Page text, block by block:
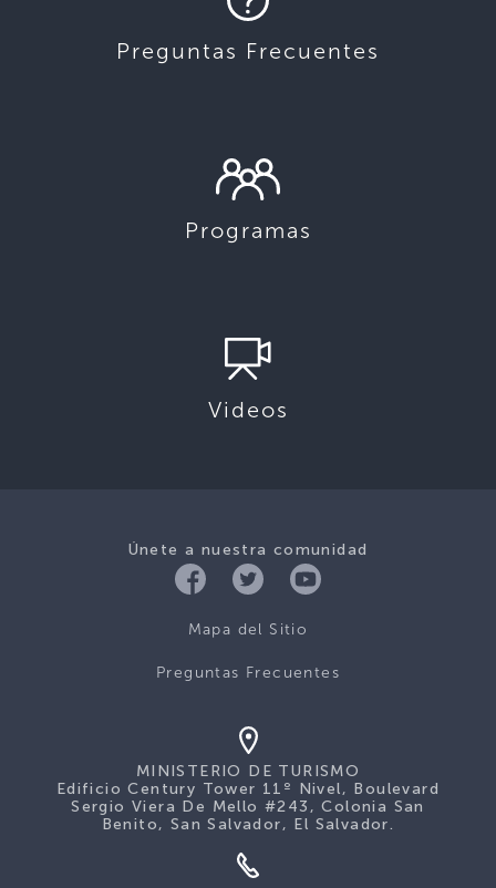
Preguntas Frecuentes
Programas
Videos
Únete a nuestra comunidad
Mapa del Sitio
Preguntas Frecuentes
MINISTERIO DE TURISMO
Edificio Century Tower 11º Nivel, Boulevard
Sergio Viera De Mello #243, Colonia San
Benito, San Salvador, El Salvador.